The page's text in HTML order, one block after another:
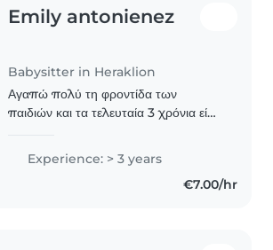
Emily antonienez
Babysitter in Heraklion
Αγαπώ πολύ τη φροντίδα των
παιδιών και τα τελευταία 3 χρόνια είχα
την ανάπτυξη παιδιών, ιδιαίτερα στο
στάδιο από μωρά έως 4 ετών. Στόχος
Experience: > 3 years
€7.00/hr